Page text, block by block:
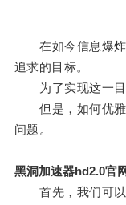
在如今信息爆炸
追求的目标。
为了实现这一目
但是，如何优雅
问题。
黑洞加速器hd2.0官
首先，我们可以